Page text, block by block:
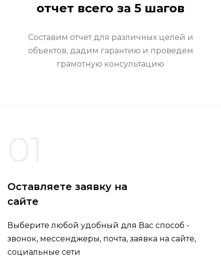
отчет всего за 5 шагов
Составим отчет для различных целей и
объектов, дадим гарантию и проведем
грамотную консультацию
Оставляете заявку на
сайте
Выберите любой удобный для Вас способ -
звонок, мессенджеры, почта, заявка на сайте,
социальные сети